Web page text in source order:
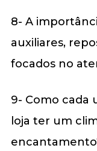
8- A
auxiliares,
focados no
9- Como cada
loja ter um